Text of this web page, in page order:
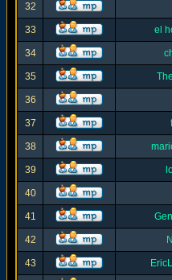
32
33 el
34
35
36
37
38
39
40
41
42
43